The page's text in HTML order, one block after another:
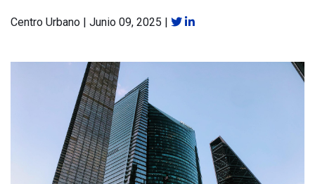
Centro Urbano | Junio 09, 2025 |